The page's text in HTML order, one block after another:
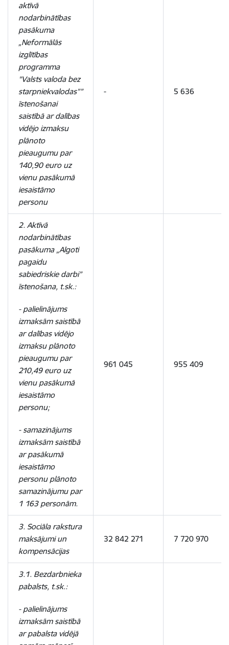
aktīvā
nodarbinātības
pasākuma
„Neformālās
izglītības
programma
"Valsts valoda bez
starpniekvalodas””
īstenošanai
saistībā ar dalības
vidējo izmaksu
plānoto
pieaugumu par
140,90 euro uz
vienu pasākumā
iesaistāmo
personu
- 5 636
2. Aktīvā
nodarbinātības
pasākuma „Algoti
pagaidu
sabiedriskie darbi”
īstenošana, t.sk.:
- palielinājums
izmaksām saistībā
ar dalības vidējo
izmaksu plānoto
pieaugumu par
210,49 euro uz
vienu pasākumā
iesaistāmo
personu;
- samazinājums
izmaksām saistībā
ar pasākumā
iesaistāmo
personu plānoto
samazinājumu par
1 163 personām.
961 045 955 409
3. Sociāla rakstura
maksājumi un
kompensācijas
32 842 271 7 720 970
3.1. Bezdarbnieka
pabalsts, t.sk.:
- palielinājums
izmaksām saistībā
ar pabalsta vidējā